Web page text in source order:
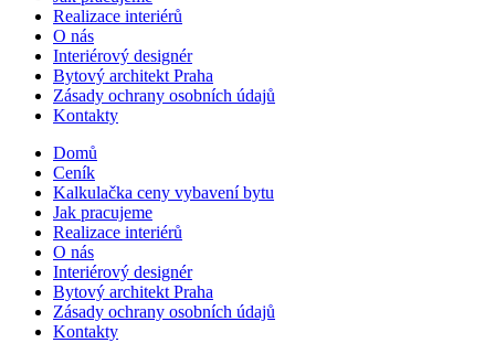
Realizace interiérů
O nás
Interiérový designér
Bytový architekt Praha
Zásady ochrany osobních údajů
Kontakty
Domů
Ceník
Kalkulačka ceny vybavení bytu
Jak pracujeme
Realizace interiérů
O nás
Interiérový designér
Bytový architekt Praha
Zásady ochrany osobních údajů
Kontakty